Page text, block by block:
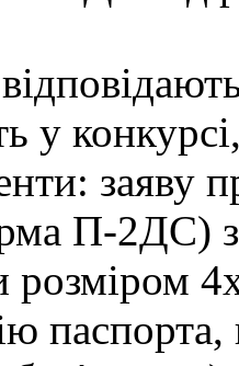
у
заяву
П-2ДС) з
розміром